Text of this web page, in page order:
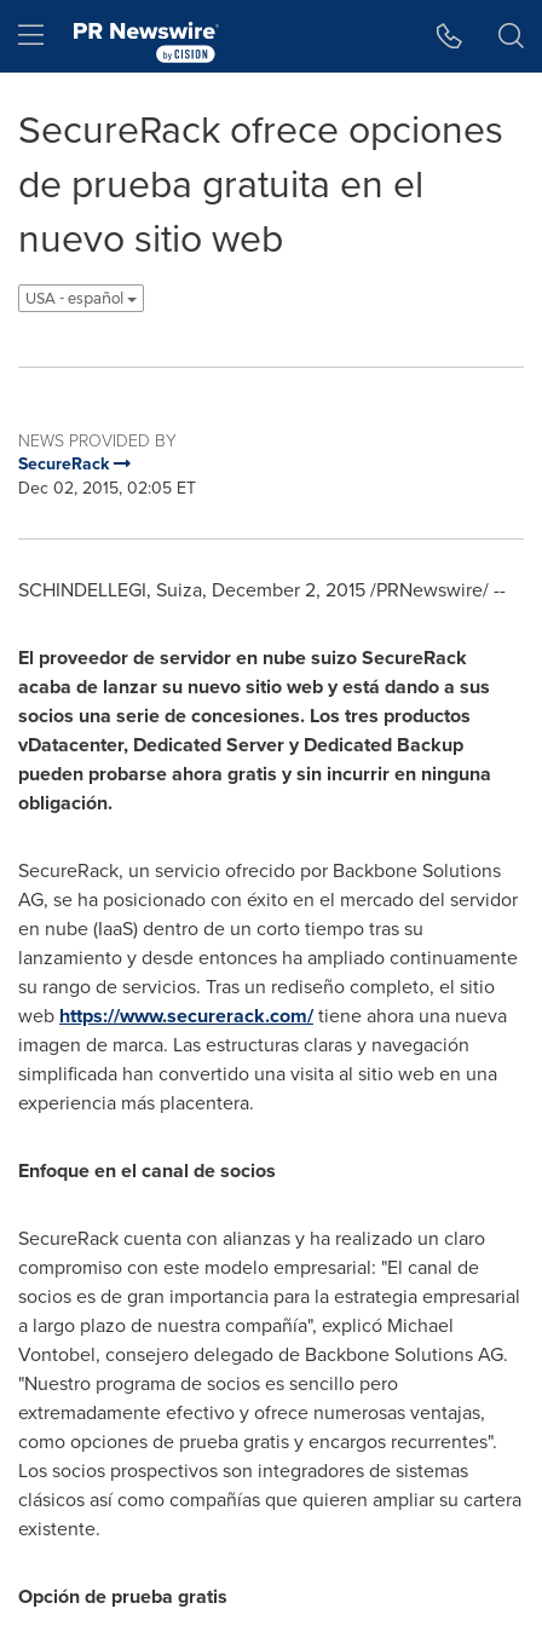
Hamburger menu
SecureRack ofrece opciones
de prueba gratuita en el
nuevo sitio web
USA - español
NEWS PROVIDED BY
SecureRack
Dec 02, 2015, 02:05 ET
SCHINDELLEGI, Suiza, December 2, 2015/PRNewswire/ --
El proveedor de servidor en nube suizoSecureRack
acaba de lanzar su nuevo sitio web y está dando a sus
socios una serie de concesiones. Los tres productos
vDatacenter, Dedicated Servery Dedicated Backup
pueden probarse ahora gratis y sin incurrir en ninguna
obligación.
SecureRack, un servicio ofrecido por Backbone Solutions
AG, se ha posicionado con éxito en el mercado del servidor
en nube (IaaS) dentro de un corto tiempo tras su
lanzamiento y desde entonces ha ampliado continuamente
su rango de servicios. Tras un rediseño completo, el sitio
web https://www.securerack.com/tiene ahora una nueva
imagen de marca. Las estructuras claras y navegación
simplificada han convertido una visita al sitio web en una
experiencia más placentera.
Enfoque en el canal de socios
SecureRack cuenta con alianzas y ha realizado un claro
compromiso con este modelo empresarial: "El canal de
socios es de gran importancia para la estrategia empresarial
a largo plazo de nuestra compañía", explicó Michael
Vontobel, consejero delegado de Backbone Solutions AG.
"Nuestro programa de socios es sencillo pero
extremadamente efectivo y ofrece numerosas ventajas,
como opciones de prueba gratis y encargos recurrentes".
Los socios prospectivos son integradores de sistemas
clásicos así como compañías que quieren ampliar su cartera
existente.
Opción de prueba gratis